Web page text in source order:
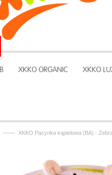
XKKO ORGANIC XKKO
—— XKKO Pacynka kąpielowa (BA) -